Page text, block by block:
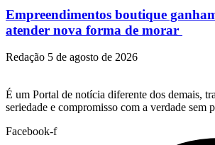
Empreendimentos boutique
atender nova forma de morar
Redação 5 de agosto de 2026
É um Portal de notícia diferente dos demais,
seriedade e compromisso com a verdade sem
Facebook-f